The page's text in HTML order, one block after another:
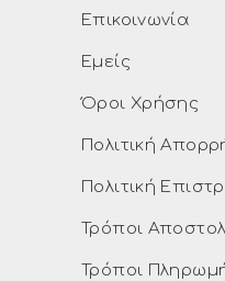
Επικοινωνία
Εμείς
Όροι Χρήσης
Πολιτική
Πολιτική
Τρόποι
Τρόποι